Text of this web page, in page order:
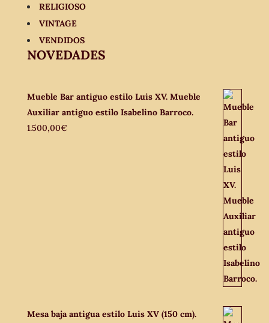
RELIGIOSO
VINTAGE
VENDIDOS
NOVEDADES
Mueble Bar antiguo estilo Luis XV. Mueble
Auxiliar antiguo estilo Isabelino Barroco.
1.500,00€
Mesa baja antigua estilo Luis XV (150 cm).